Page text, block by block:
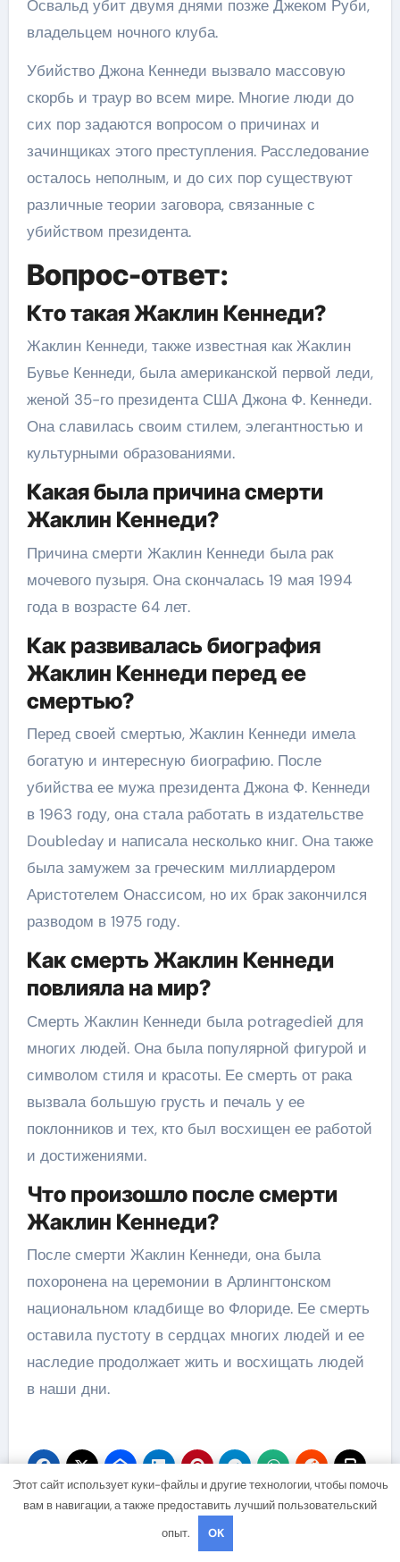
Освальд убит двумя днями позже Джеком Руби,
владельцем ночного клуба.
Убийство Джона Кеннеди вызвало массовую
скорбь и траур во всем мире. Многие люди до
сих пор задаются вопросом о причинах и
зачинщиках этого преступления. Расследование
осталось неполным, и до сих пор существуют
различные теории заговора, связанные с
убийством президента.
Вопрос-ответ:
Кто такая Жаклин Кеннеди?
Жаклин Кеннеди, также известная как Жаклин
Бувье Кеннеди, была американской первой леди,
женой 35-го президента США Джона Ф. Кеннеди.
Она славилась своим стилем, элегантностью и
культурными образованиями.
Какая была причина смерти
Жаклин Кеннеди?
Причина смерти Жаклин Кеннеди была рак
мочевого пузыря. Она скончалась 19 мая 1994
года в возрасте 64 лет.
Как развивалась биография
Жаклин Кеннеди перед ее
смертью?
Перед своей смертью, Жаклин Кеннеди имела
богатую и интересную биографию. После
убийства ее мужа президента Джона Ф. Кеннеди
в 1963 году, она стала работать в издательстве
Doubleday и написала несколько книг. Она также
была замужем за греческим миллиардером
Аристотелем Онассисом, но их брак закончился
разводом в 1975 году.
Как смерть Жаклин Кеннеди
повлияла на мир?
Смерть Жаклин Кеннеди была potragediей для
многих людей. Она была популярной фигурой и
символом стиля и красоты. Ее смерть от рака
вызвала большую грусть и печаль у ее
поклонников и тех, кто был восхищен ее работой
и достижениями.
Что произошло после смерти
Жаклин Кеннеди?
После смерти Жаклин Кеннеди, она была
похоронена на церемонии в Арлингтонском
национальном кладбище во Флориде. Ее смерть
оставила пустоту в сердцах многих людей и ее
наследие продолжает жить и восхищать людей
в наши дни.
Навигация
Этот сайт использует куки-файлы и другие технологии, чтобы помочь
вам в навигации, а также предоставить лучший пользовательский
опыт.
OK